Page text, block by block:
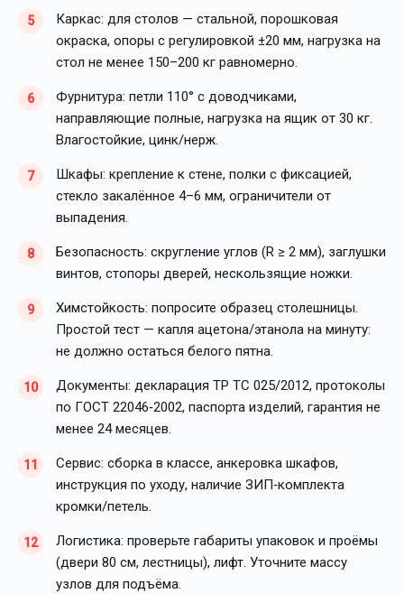
Каркас: для столов — стальной, порошковая
окраска, опоры с регулировкой ±20 мм, нагрузка на
стол не менее 150–200 кг равномерно.
Фурнитура: петли 110° с доводчиками,
направляющие полные, нагрузка на ящик от 30 кг.
Влагостойкие, цинк/нерж.
Шкафы: крепление к стене, полки с фиксацией,
стекло закалённое 4–6 мм, ограничители от
выпадения.
Безопасность: скругление углов (R ≥ 2 мм), заглушки
винтов, стопоры дверей, нескользящие ножки.
Химстойкость: попросите образец столешницы.
Простой тест — капля ацетона/этанола на минуту:
не должно остаться белого пятна.
Документы: декларация ТР ТС 025/2012, протоколы
по ГОСТ 22046‑2002, паспорта изделий, гарантия не
менее 24 месяцев.
Сервис: сборка в классе, анкеровка шкафов,
инструкция по уходу, наличие ЗИП‑комплекта
кромки/петель.
Логистика: проверьте габариты упаковок и проёмы
(двери 80 см, лестницы), лифт. Уточните массу
узлов для подъёма.